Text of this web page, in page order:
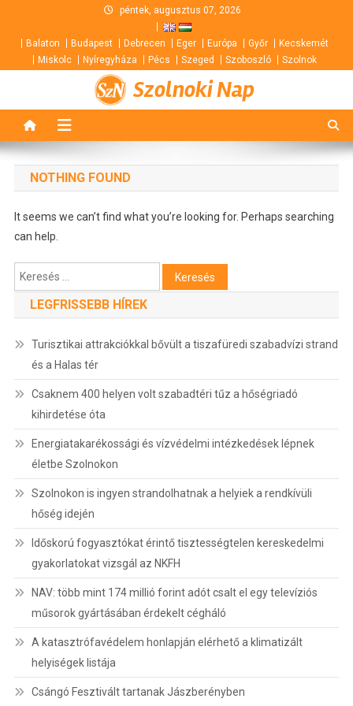
content
péntek, augusztus 07, 2026
Balaton Budapest Debrecen Eger Európa Győr
Kecskemét
Miskolc
Nyíregyháza Pécs Szeged Szoboszló Szolnok
Szolnoki Nap
NOTHING FOUND
It seems we can’t find what you’re looking for. Perhaps searching
can help.
Keresés:
LEGFRISSEBB HÍREK
Turisztikai attrakciókkal bővült a tiszafüredi szabadvízi strand
és a Halas tér
Csaknem 400 helyen volt szabadtéri tűz a hőségriadó
kihirdetése óta
Energiatakarékossági és vízvédelmi intézkedések lépnek
életbe Szolnokon
Szolnokon is ingyen strandolhatnak a helyiek a rendkívüli
hőség idején
Időskorú fogyasztókat érintő tisztességtelen kereskedelmi
gyakorlatokat vizsgál az NKFH
NAV: több mint 174 millió forint adót csalt el egy televíziós
műsorok gyártásában érdekelt cégháló
A katasztrófavédelem honlapján elérhető a klimatizált
helyiségek listája
Csángó Fesztivált tartanak Jászberényben